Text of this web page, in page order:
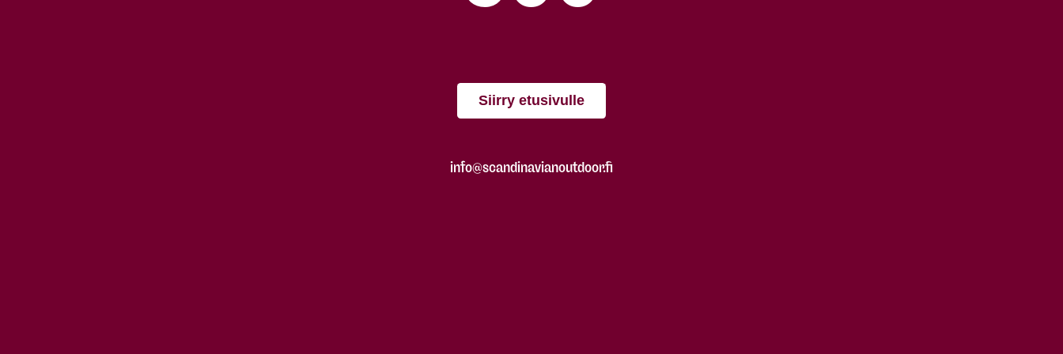
Siirry etusivulle
info@scandinavianoutdoor.fi